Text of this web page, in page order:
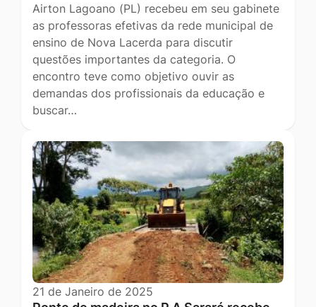
Airton Lagoano (PL) recebeu em seu gabinete
as professoras efetivas da rede municipal de
ensino de Nova Lacerda para discutir
questões importantes da categoria. O
encontro teve como objetivo ouvir as
demandas dos profissionais da educação e
buscar…
21 de Janeiro de 2025